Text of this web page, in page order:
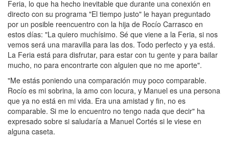
Feria, lo que ha hecho inevitable que durante una conexión en
directo con su programa "El tiempo justo" le hayan preguntado
por un posible reencuentro con la hija de Rocío Carrasco en
estos días: "La quiero muchísimo. Sé que viene a la Feria, si nos
vemos será una maravilla para las dos. Todo perfecto y ya está.
La Feria está para disfrutar, para estar con tu gente y para bailar
mucho, no para encontrarte con alguien que no me aporte".
"Me estás poniendo una comparación muy poco comparable.
Rocío es mi sobrina, la amo con locura, y Manuel es una persona
que ya no está en mi vida. Era una amistad y fin, no es
comparable. Si me lo encuentro no tengo nada que decir" ha
expresado sobre si saludaría a Manuel Cortés si le viese en
alguna caseta.